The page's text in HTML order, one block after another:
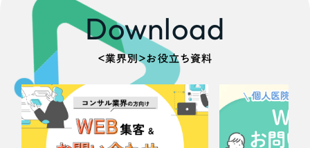
Download
＜業界別＞お役立ち資料